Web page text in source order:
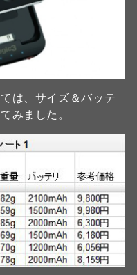
は、サイズ＆バッテ
みました。